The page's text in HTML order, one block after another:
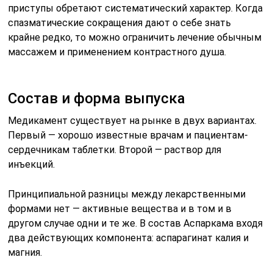
приступы обретают систематический характер. Когда
спазматические сокращения дают о себе знать
крайне редко, то можно ограничить лечение обычным
массажем и применением контрастного душа.
Состав и форма выпуска
Медикамент существует на рынке в двух вариантах.
Первый — хорошо известные врачам и пациентам-
сердечникам таблетки. Второй — раствор для
инъекций.
Принципиальной разницы между лекарственными
формами нет — активные вещества и в том и в
другом случае одни и те же. В состав Аспаркама входя
два действующих компонента: аспарагинат калия и
магния.